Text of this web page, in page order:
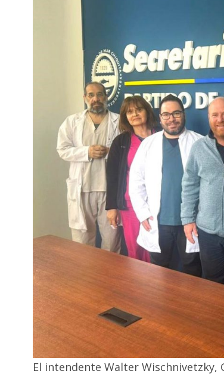
El intendente Walter